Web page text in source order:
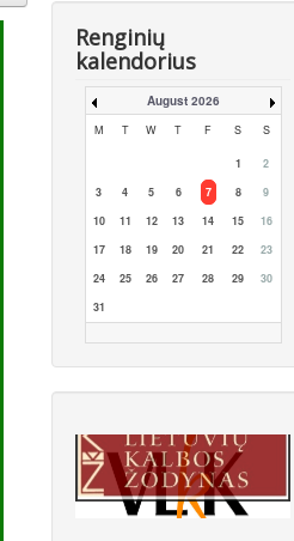
Renginių
kalendorius
August 2026
M T W T F S S
1
2
3
4 5 6 7 8
9
10
11 12 13 14 15
16
17
18 19 20 21 22
23
24
25 26 27 28 29
30
31